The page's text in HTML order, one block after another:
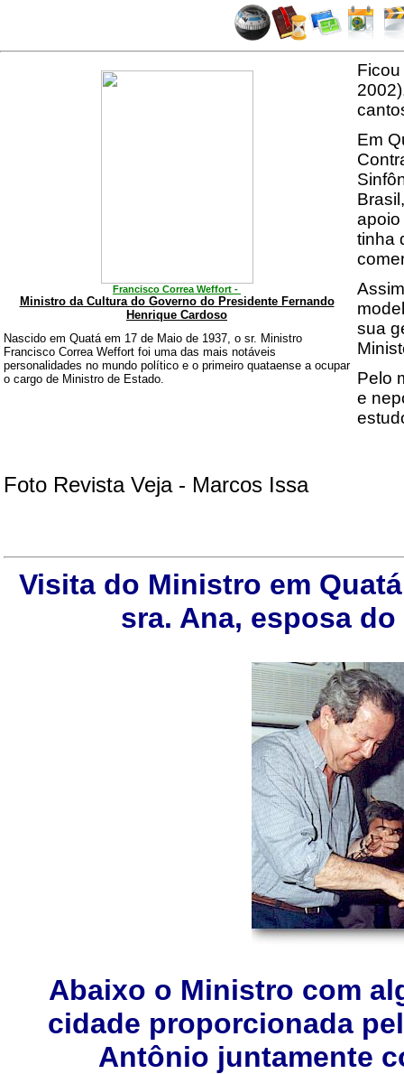
Francisco Correa Weffort -
Ministro da Cultura do Governo do Presidente Fernando
Henrique Cardoso
Nascido em Quatá em 17 de Maio de 1937, o sr. Ministro
Francisco Correa Weffort foi uma das mais notáveis
personalidades no mundo político e o primeiro quataense a ocupar
o cargo de Ministro de Estado.
Em
apoio
tinha
sua
Pelo
e
Foto Revista Veja - Marcos Issa
Visita do Ministro em
sra. Ana, esposa
Abaixo o Ministro com
cidade proporcionada
Antônio juntamente